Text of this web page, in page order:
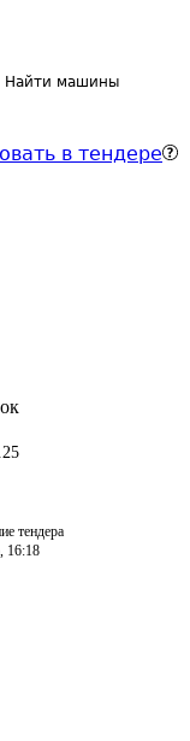
Найти машины
в тендере
тендера
16:18